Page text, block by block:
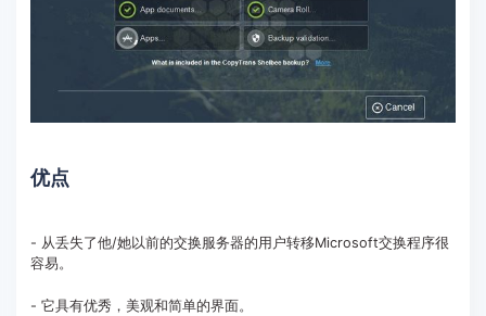
优点
- 从丢失了他/她以前的交换服务器的用户转移Microsoft交换程序很
容易。
- 它具有优秀，美观和简单的界面。